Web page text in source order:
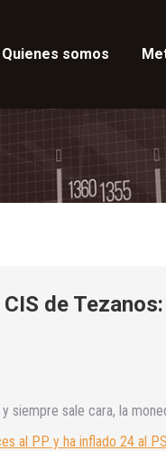
Quienes somos
de
siempre sale cara, la
al PP y ha inflado 24 al